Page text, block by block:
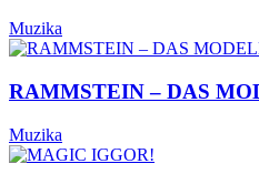
Muzika
RAMMSTEIN – DAS
Muzika